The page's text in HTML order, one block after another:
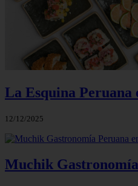
La Esquina
12/12/2025
Muchik